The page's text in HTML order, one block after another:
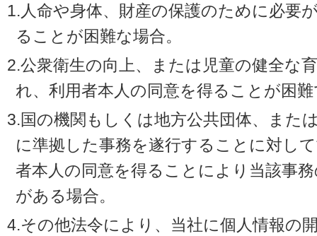
1.人命や身体、財産の保護のために必要
ることが困難な場合。
2.公衆衛生の向上、または児童の健全な
れ、利用者本人の同意を得ることが困
3.国の機関もしくは地方公共団体、また
に準拠した事務を遂行することに対し
者本人の同意を得ることにより当該事
がある場合。
4.その他法令により、当社に個人情報の